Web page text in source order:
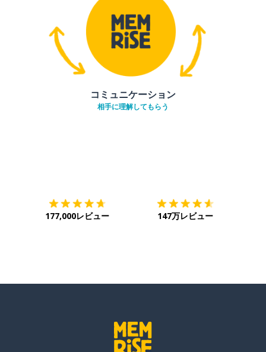
コミュニケーション
相手に理解してもらう
177,000レビュー 147万レビュー